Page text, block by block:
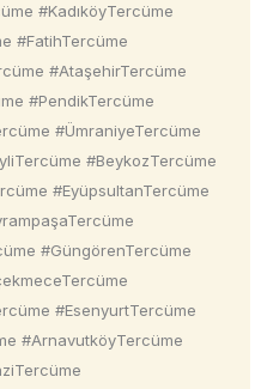
#KadıköyTercüme
#FatihTercüme
#AtaşehirTercüme
#PendikTercüme
#ÜmraniyeTercüme
#BeykozTercüme
#EyüpsultanTercüme
#GüngörenTercüme
#EsenyurtTercüme
#ArnavutköyTercüme